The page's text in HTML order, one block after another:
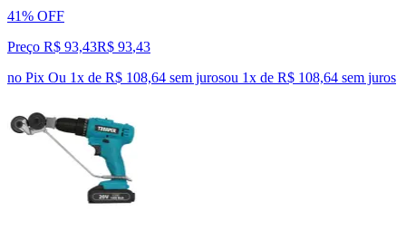
41% OFF
Preço R$ 93,43R$ 93,43
no Pix Ou 1x de R$ 108,64 sem jurosou 1x de R$ 108,64 sem juros